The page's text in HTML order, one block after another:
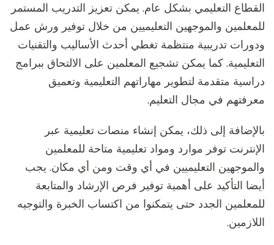
القطاع التعليمي بشكل عام. يمكن تعزيز التدريب المستمر
للمعلمين والموجهين التعليميين من خلال توفير ورش عمل
ودورات تدريبية منتظمة تغطي أحدث الأساليب والتقنيات
التعليمية. كما يمكن تشجيع المعلمين على الالتحاق ببرامج
دراسية متقدمة لتطوير مهاراتهم التعليمية وتعميق
معرفتهم في مجال التعليم.
بالإضافة إلى ذلك، يمكن إنشاء منصات تعليمية عبر
الإنترنت توفر موارد ومواد تعليمية متاحة للمعلمين
والموجهين التعليميين في أي وقت ومن أي مكان. يجب
أيضا التأكيد على أهمية توفير فرص الإرشاد والمتابعة
للمعلمين الجدد حتى يتمكنوا من اكتساب الخبرة والتوجيه
اللازمين.